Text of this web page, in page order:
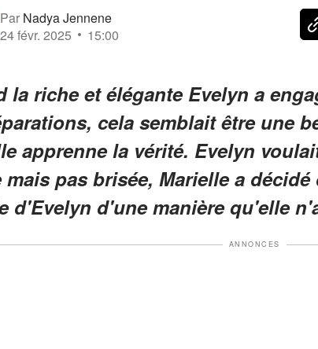
Par Nadya Jennene
24 févr. 2025
15:00
la riche et élégante Evelyn a
cela semblait être une
apprenne la vérité. Evelyn
mais pas brisée, Marielle a
d'Evelyn d'une manière qu'elle
ANNONCES